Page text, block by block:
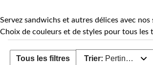
Servez sandwichs et autres délices avec nos
Choix de couleurs et de styles pour tous les
Tous les filtres Trier: Pertinence